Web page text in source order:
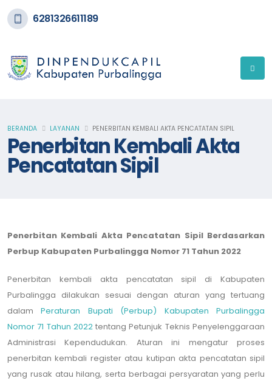
6281326611189
Penerbitan Kembali Akta
Pencatatan Sipil
BERANDA LAYANAN PENERBITAN KEMBALI AKTA PENCATATAN SIPIL
Penerbitan Kembali Akta Pencatatan Sipil Berdasarkan
Perbup Kabupaten Purbalingga Nomor 71 Tahun 2022
Penerbitan kembali akta pencatatan sipil di Kabupaten
Purbalingga dilakukan sesuai dengan aturan yang tertuang
dalamPeraturan Bupati (Perbup) Kabupaten Purbalingga
Nomor 71 Tahun 2022tentang Petunjuk Teknis Penyelenggaraan
Administrasi Kependudukan. Aturan ini mengatur proses
penerbitan kembali register atau kutipan akta pencatatan sipil
yang rusak atau hilang, serta berbagai persyaratan yang perlu